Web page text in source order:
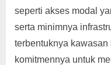
seperti akses modal
serta minimnya
terbentuknya
komitmennya untuk